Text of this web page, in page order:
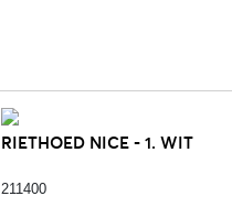
RIETHOED NICE - 1. WIT
211400